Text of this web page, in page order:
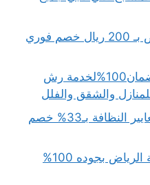
شركة تنظيف مجالس بالرياض بـ 200 ريال خصم فوري
شركة رش مبيدات بالرياض ضمان100%لخدمة رش
شركة تنظيف بعفيف أعلى معايير النظافة بـ33% خصم
كشف تسربات المياه العزيزية الرياض بجوده 100%